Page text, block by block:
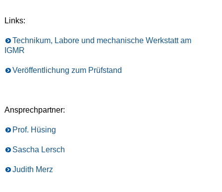
Links:
Technikum, Labore und mechanische Werkstatt am
IGMR
Veröffentlichung zum Prüfstand
Ansprechpartner:
Prof. Hüsing
Sascha Lersch
Judith Merz